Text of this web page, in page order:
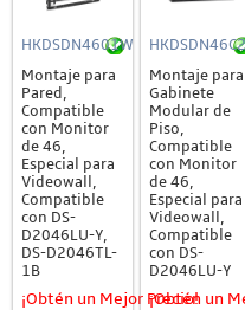
HKDSDN4601W
Montaje para
Pared,
Compatible
con Monitor
de 46,
Especial para
Videowall,
Compatible
con DS-
D2046LU-Y,
DS-D2046TL-
1B
¡Obtén un Mejor Precio!
Montaje para
Gabinete
Modular de
Piso,
Compatible
con Monitor
de 46,
Especial para
Videowall,
Compatible
con DS-
D2046LU-Y
¡Obtén un